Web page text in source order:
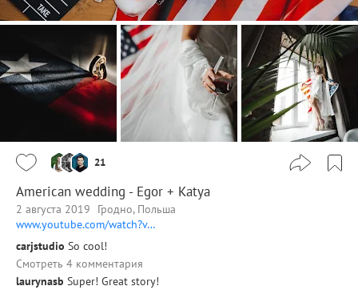
21
American wedding - Egor + Katya
2 августа 2019
Гродно, Польша
www.youtube.com/watch?v…
carjstudio So cool!
Смотреть 4 комментария
laurynasb Super! Great story!